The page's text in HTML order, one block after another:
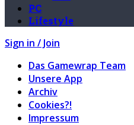
PC
Lifestyle
Sign in / Join
Das Gamewrap Team
Unsere App
Archiv
Cookies?!
Impressum